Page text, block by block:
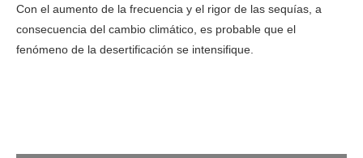
Con el aumento de la frecuencia y el rigor de las sequías, a
consecuencia del cambio climático, es probable que el
fenómeno de la desertificación se intensifique.